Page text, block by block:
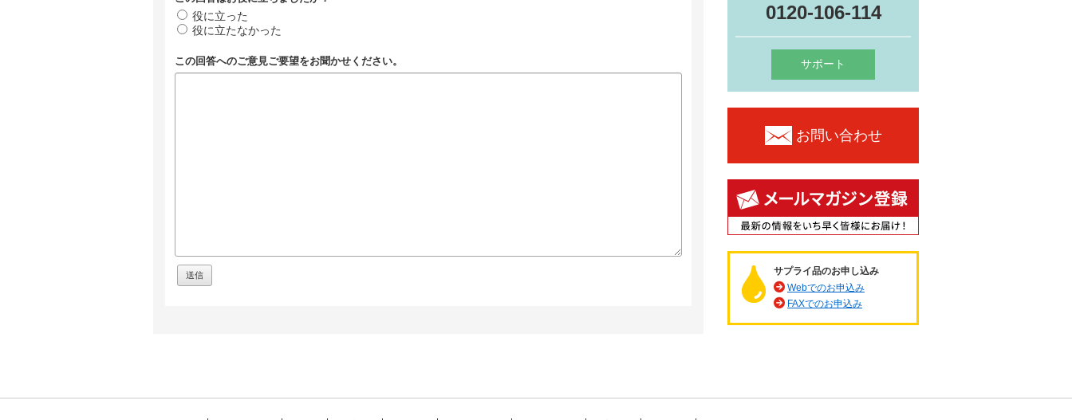
役に立った
役に立たなかった
この回答へのご意見ご要望をお聞かせください。
0120-106-114
サポート
お問い合わせ
サプライ品のお申し込み
Webでのお申込み
FAXでのお申込み